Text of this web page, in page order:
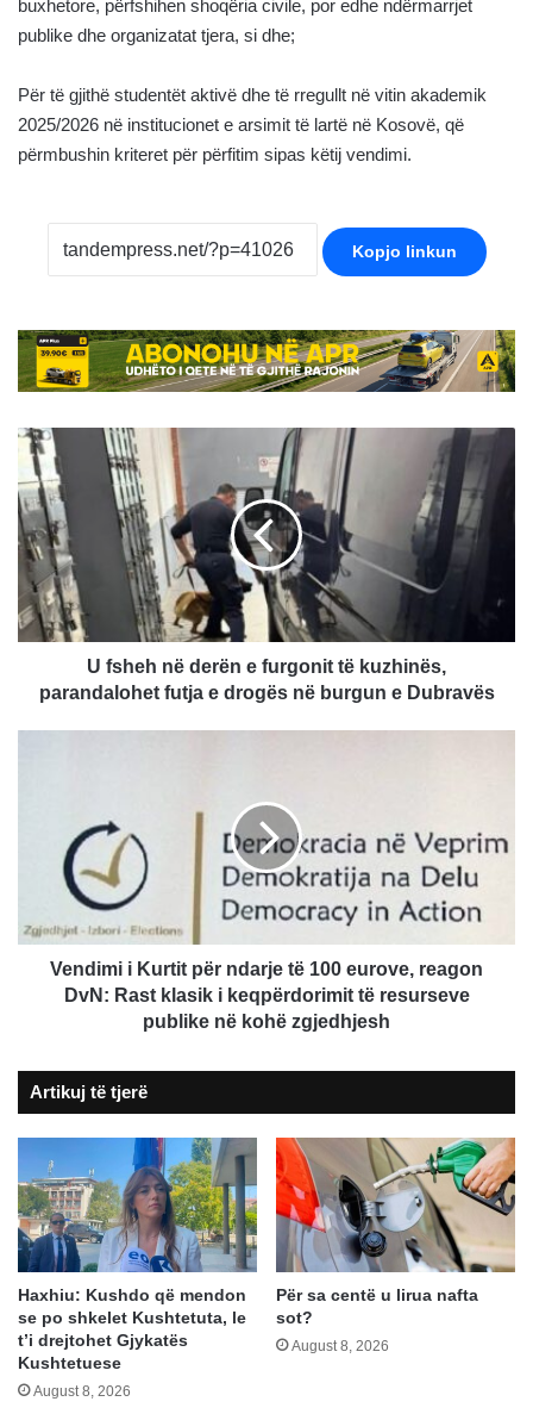
buxhetore, përfshihen shoqëria civile, por edhe ndërmarrjet
publike dhe organizatat tjera, si dhe;
Për të gjithë studentët aktivë dhe të rregullt në vitin akademik
2025/2026 në institucionet e arsimit të lartë në Kosovë, që
përmbushin kriteret për përfitim sipas këtij vendimi.
Kopjo linkun
U
fsheh
në
derën
e
furgonit
kuzhinës,
parandalohet
U fsheh në derën e furgonit të kuzhinës,
parandalohet futja e drogës në burgun e Dubravës
reagon
DvN:
resurseve
publike
kohë
zgjedhjesh
Vendimi i Kurtit për ndarje të 100 eurove, reagon
DvN: Rast klasik i keqpërdorimit të resurseve
publike në kohë zgjedhjesh
Artikuj të tjerë
Haxhiu: Kushdo që mendon
se po shkelet Kushtetuta, le
t’i drejtohet Gjykatës
Kushtetuese
August 8, 2026
Për sa centë u lirua nafta
sot?
August 8, 2026